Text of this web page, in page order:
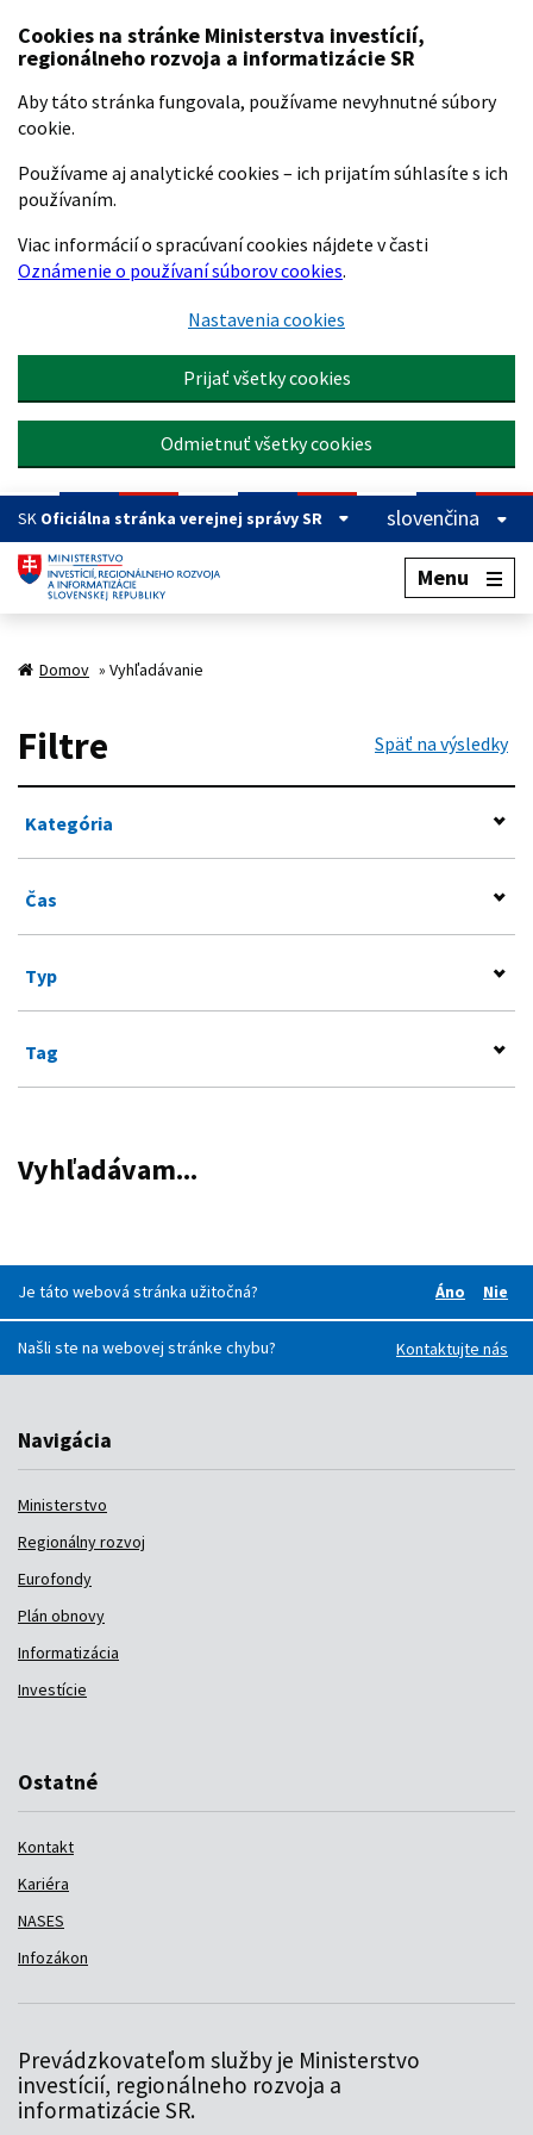
Preskočiť na hlavný obsah
Cookies na stránke Ministerstva investícií,
regionálneho rozvoja a informatizácie SR
Aby táto stránka fungovala, používame nevyhnutné súbory
cookie.
Používame aj analytické cookies – ich prijatím súhlasíte s ich
používaním.
Viac informácií o spracúvaní cookies nájdete v časti
Oznámenie o používaní súborov cookies.
Nastavenia cookies
Prijať všetky cookies
Odmietnuť všetky cookies
SK Oficiálna stránka verejnej správy SR slovenčina
Menu
Domov » Vyhľadávanie
Filtre Späť na výsledky
Kategória
Čas
Typ
Tag
Vyhľadávam...
Je táto webová stránka užitočná?
Áno
Nie
Našli ste na webovej stránke chybu?
Kontaktujte nás
Navigácia
Ministerstvo
Regionálny rozvoj
Eurofondy
Plán obnovy
Informatizácia
Investície
Ostatné
Kontakt
Kariéra
NASES
Infozákon
Prevádzkovateľom služby je Ministerstvo
investícií, regionálneho rozvoja a
informatizácie SR.